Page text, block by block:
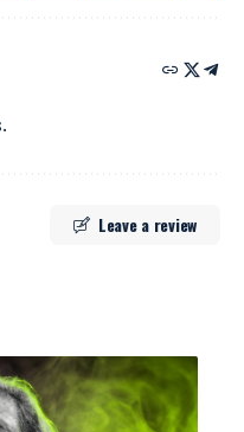
Leave a review